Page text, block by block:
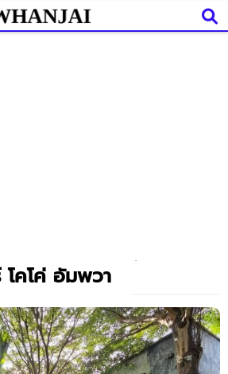
โคโค่ อัมพวา